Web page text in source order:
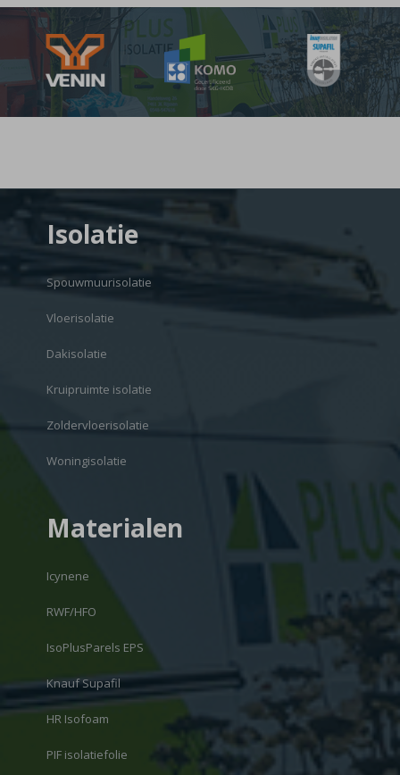
Isolatie
Spouwmuurisolatie
Vloerisolatie
Dakisolatie
Kruipruimte isolatie
Zoldervloerisolatie
Woningisolatie
Materialen
Icynene
RWF/HFO
IsoPlusParels EPS
Knauf Supafil
HR Isofoam
PIF isolatiefolie